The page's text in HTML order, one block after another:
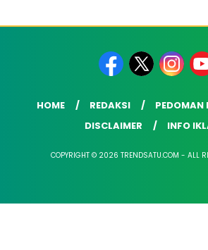
HOME REDAKSI
PEDOMAN
DISCLAIMER
INFO
COPYRIGHT © 2026 TRENDSATU.COM - ALL